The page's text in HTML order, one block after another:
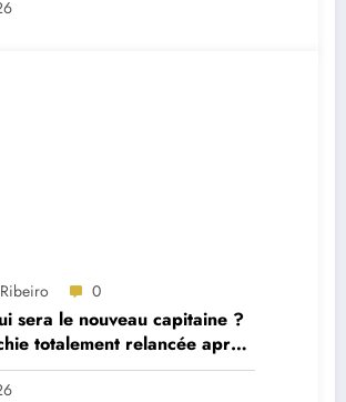
0
sera le nouveau capitaine ?
totalement relancée après
majeurs